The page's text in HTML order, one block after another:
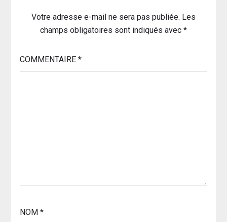
Votre adresse e-mail ne sera pas publiée. Les
champs obligatoires sont indiqués avec *
COMMENTAIRE *
NOM *